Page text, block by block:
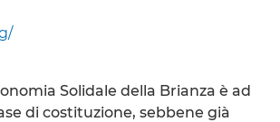
Solidale della Brianza è ad
di costituzione, sebbene già